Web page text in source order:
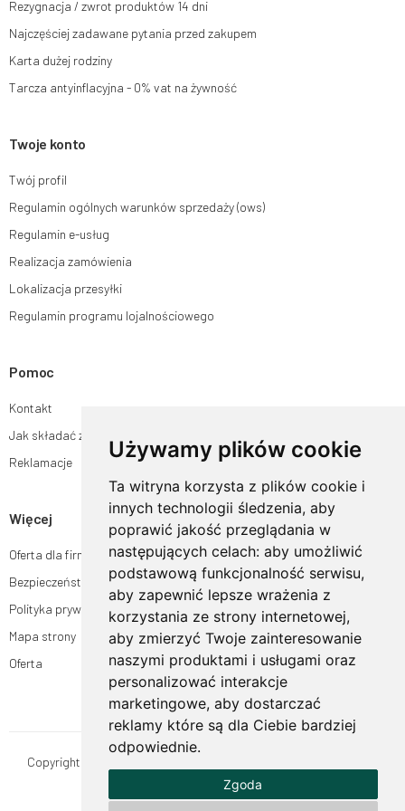
Używamy plików cookie
Ta witryna korzysta z plików cookie i
innych technologii śledzenia, aby
poprawić jakość przeglądania w
następujących celach: aby umożliwić
podstawową funkcjonalność serwisu,
aby zapewnić lepsze wrażenia z
korzystania ze strony internetowej,
aby zmierzyć Twoje zainteresowanie
naszymi produktami i usługami oraz
personalizować interakcje
marketingowe, aby dostarczać
reklamy które są dla Ciebie bardziej
odpowiednie.
Zgoda
Więcej informacji:www.mouton.pl/ODO
Rezygnacja / zwrot produktów 14 dni
Najczęściej zadawane pytania przed zakupem
Karta dużej rodziny
Tarcza antyinflacyjna - 0% vat na żywność
Twoje konto
Twój profil
Regulamin ogólnych warunków sprzedaży (ows)
Regulamin e-usług
Realizacja zamówienia
Lokalizacja przesyłki
Regulamin programu lojalnościowego
Pomoc
Kontakt
Jak składać zamówienia w sklepie ogrodyhildegardy.pl?
Reklamacje
Więcej
Oferta dla firm
Bezpieczeństwo płatności
Polityka prywatności
Mapa strony
Oferta
Copyright © OgrodyHildegardy.pl. Wszystkie prawa zastrzeżone.
MOUTON interactive